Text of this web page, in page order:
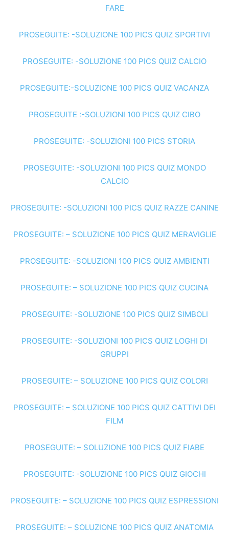
FARE
PROSEGUITE: -SOLUZIONE 100 PICS QUIZ SPORTIVI
PROSEGUITE: -SOLUZIONE 100 PICS QUIZ CALCIO
PROSEGUITE:-SOLUZIONE 100 PICS QUIZ VACANZA
PROSEGUITE :-SOLUZIONI 100 PICS QUIZ CIBO
PROSEGUITE: -SOLUZIONI 100 PICS STORIA
PROSEGUITE: -SOLUZIONI 100 PICS QUIZ MONDO
CALCIO
PROSEGUITE: -SOLUZIONI 100 PICS QUIZ RAZZE CANINE
PROSEGUITE: – SOLUZIONE 100 PICS QUIZ MERAVIGLIE
PROSEGUITE: -SOLUZIONI 100 PICS QUIZ AMBIENTI
PROSEGUITE: – SOLUZIONE 100 PICS QUIZ CUCINA
PROSEGUITE: -SOLUZIONE 100 PICS QUIZ SIMBOLI
PROSEGUITE: -SOLUZIONI 100 PICS QUIZ LOGHI DI
GRUPPI
PROSEGUITE: – SOLUZIONE 100 PICS QUIZ COLORI
PROSEGUITE: – SOLUZIONE 100 PICS QUIZ CATTIVI DEI
FILM
PROSEGUITE: – SOLUZIONE 100 PICS QUIZ FIABE
PROSEGUITE: -SOLUZIONE 100 PICS QUIZ GIOCHI
PROSEGUITE: – SOLUZIONE 100 PICS QUIZ ESPRESSIONI
PROSEGUITE: – SOLUZIONE 100 PICS QUIZ ANATOMIA